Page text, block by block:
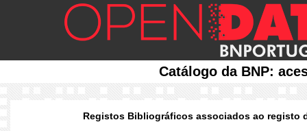
Catálogo da BNP:
Registos Bibliográficos associados ao registo